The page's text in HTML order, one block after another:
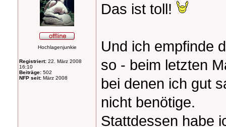
Hochlagenjunkie
Registriert: 22. März 2008
16:10
Beiträge: 502
NFP seit: März 2008
Das ist toll!
Und ich empfinde
so - beim letzten
bei denen ich gut
nicht benötige.
Stattdessen habe